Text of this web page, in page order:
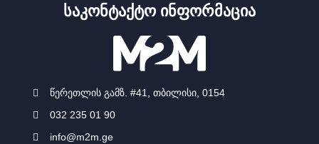
ᲡᲐᲙᲝᲜᲢᲐᲥᲢᲝ ᲘᲜᲤᲝᲠᲛᲐᲪᲘᲐ
წერეთლის გამზ. #41, თბილისი, 0154
032 235 01 90
info@m2m.ge